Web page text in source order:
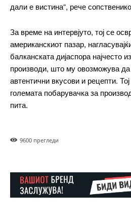
ИЗБЕРЕТЕ
Etiam est nibh, lobortis sit
Nullam eu erat condimentum
дали е вистина“, рече
За време на интервјуто, тој се
американскиот пазар,
балканската дијаспора најчесто
производи, што му овозможува
автентични вкусови и рецепти.
големата побарувачка за
пита.
9600 прегледи